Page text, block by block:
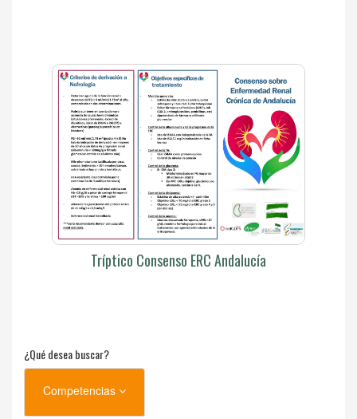
Tríptico Consenso ERC Andalucía
¿Qué desea buscar?
Competencias